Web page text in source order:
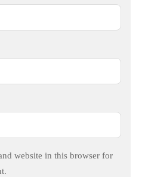
website in this browser for